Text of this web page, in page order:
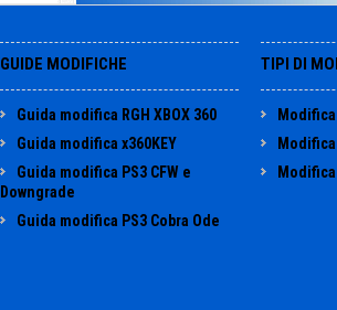
GUIDE MODIFICHE
Guida modifica RGH XBOX 360
Guida modifica x360KEY
Guida modifica PS3 CFW e
Downgrade
Guida modifica PS3 Cobra Ode
TIPI DI
Modifica
Modifica
Modifica